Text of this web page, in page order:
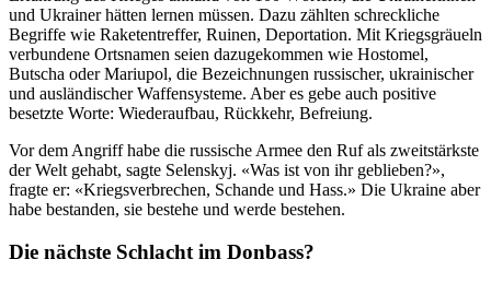
und Ukrainer hätten lernen müssen. Dazu zählten schreckliche
Begriffe wie Raketentreffer, Ruinen, Deportation. Mit Kriegsgräueln
verbundene Ortsnamen seien dazugekommen wie Hostomel,
Butscha oder Mariupol, die Bezeichnungen russischer, ukrainischer
und ausländischer Waffensysteme. Aber es gebe auch positive
besetzte Worte: Wiederaufbau, Rückkehr, Befreiung.
Vor dem Angriff habe die russische Armee den Ruf als zweitstärkste
der Welt gehabt, sagte Selenskyj. «Was ist von ihr geblieben?»,
fragte er: «Kriegsverbrechen, Schande und Hass.» Die Ukraine aber
habe bestanden, sie bestehe und werde bestehen.
Die nächste Schlacht im Donbass?